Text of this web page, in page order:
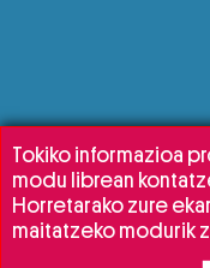
Tokiko informazioa
modu librean
Horretarako zure
maitatzeko modurik